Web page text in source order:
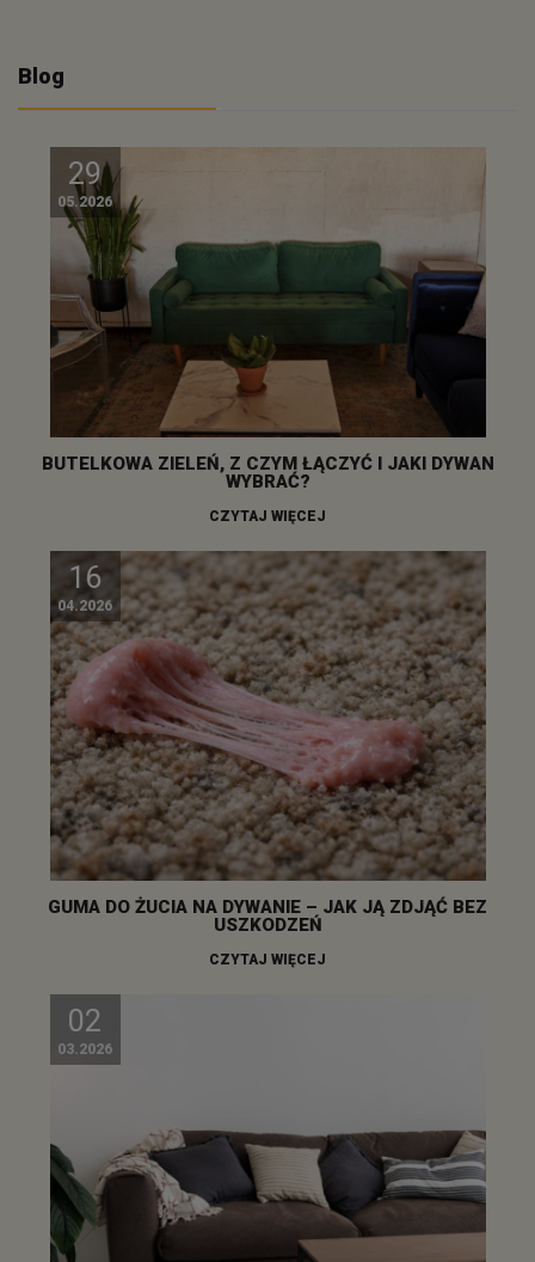
Blog
29
05.2026
BUTELKOWA ZIELEŃ, Z CZYM ŁĄCZYĆ I JAKI DYWAN
WYBRAĆ?
CZYTAJ WIĘCEJ
16
04.2026
GUMA DO ŻUCIA NA DYWANIE – JAK JĄ ZDJĄĆ BEZ
USZKODZEŃ
CZYTAJ WIĘCEJ
02
03.2026